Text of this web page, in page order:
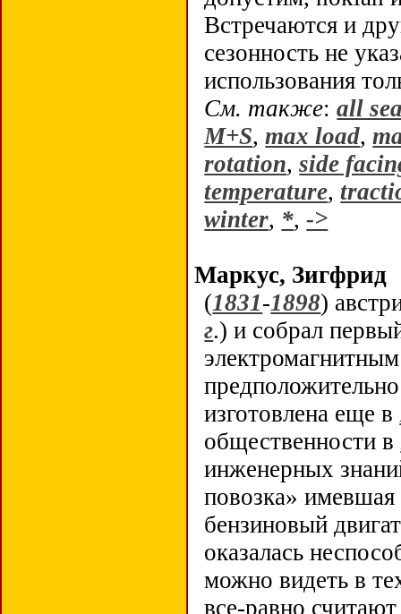
Встречаются и
сезонность не
использования
См. также:all
M+S,max load,
rotation,side
temperature,
winter, *,->
Маркус, Зигфрид
(1831-1898)
г.) и собрал
изготовлена еще в
общественности в
инженерных
повозка»
бензиновый
оказалась
можно видеть в
все-равно